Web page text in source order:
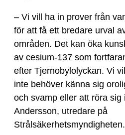
– Vi vill ha in prover från
för att få ett bredare urval
områden. Det kan öka
av cesium-137 som
efter Tjernobylolyckan. Vi
inte behöver känna sig
och svamp eller att röra sig
Andersson, utredare på
Strålsäkerhetsmyndigheten.